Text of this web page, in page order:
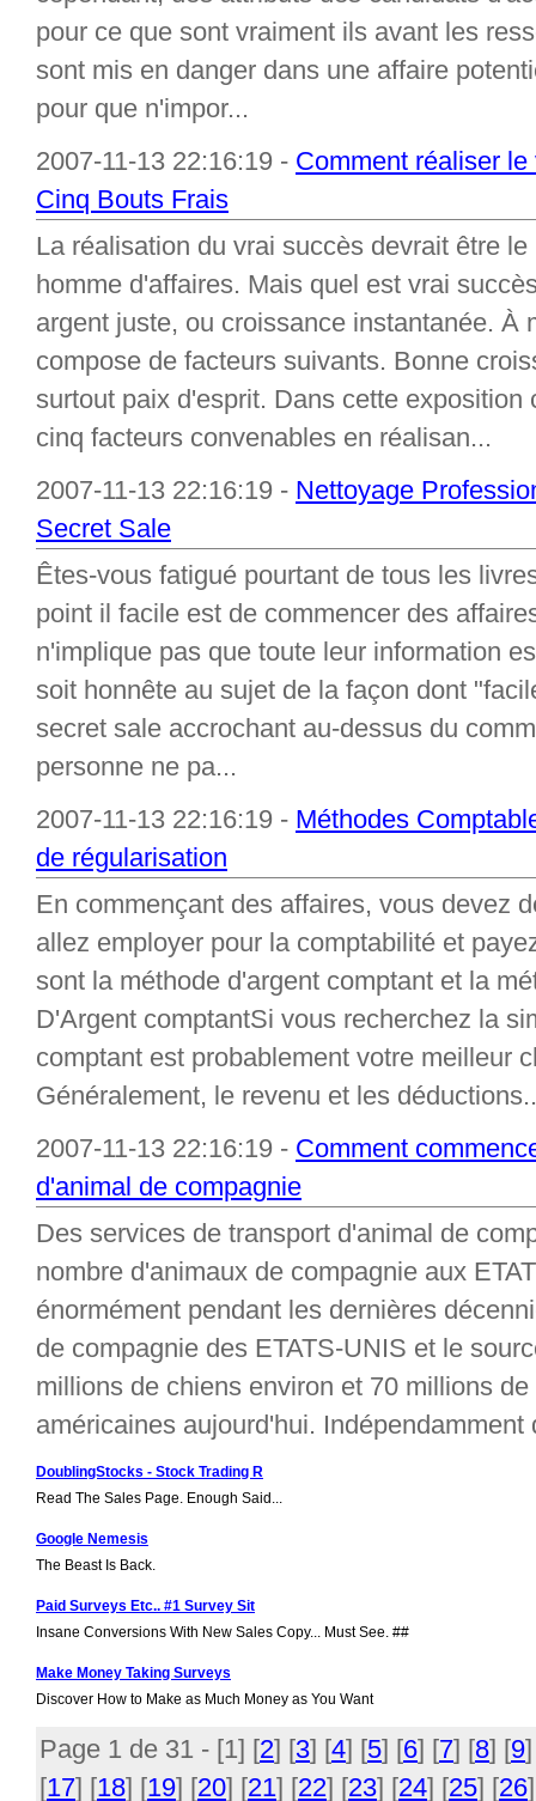
pour ce que sont vraiment ils avant les
sont mis en danger dans une affaire
pour que n'impor...
2007-11-13 22:16:19 - Comment réaliser
Cinq Bouts Frais
La réalisation du vrai succès devrait être
homme d'affaires. Mais quel est vrai
argent juste, ou croissance instantanée. À
compose de facteurs suivants. Bonne
surtout paix d'esprit. Dans cette exposition
cinq facteurs convenables en réalisan...
2007-11-13 22:16:19 - Nettoyage
Secret Sale
Êtes-vous fatigué pourtant de tous les
point il facile est de commencer des
n'implique pas que toute leur information
soit honnête au sujet de la façon dont
secret sale accrochant au-dessus du
personne ne pa...
2007-11-13 22:16:19 - Méthodes
de régularisation
En commençant des affaires, vous devez
allez employer pour la comptabilité et
sont la méthode d'argent comptant et la
D'Argent comptantSi vous recherchez la
comptant est probablement votre meilleur
Généralement, le revenu et les
2007-11-13 22:16:19 - Comment
d'animal de compagnie
Des services de transport d'animal de
nombre d'animaux de compagnie aux
énormément pendant les dernières
de compagnie des ETATS-UNIS et le
millions de chiens environ et 70 millions
américaines aujourd'hui. Indépendamment
DoublingStocks - Stock Trading R
Read The Sales Page. Enough Said...
Google Nemesis
The Beast Is Back.
Paid Surveys Etc.. #1 Survey Sit
Insane Conversions With New Sales Copy... Must See. ##
Make Money Taking Surveys
Discover How to Make as Much Money as You Want
Page 1 de 31 - [1] [2] [3] [4] [5] [6] [7] [8] [9
[17] [18] [19] [20] [21] [22] [23] [24] [25] [26